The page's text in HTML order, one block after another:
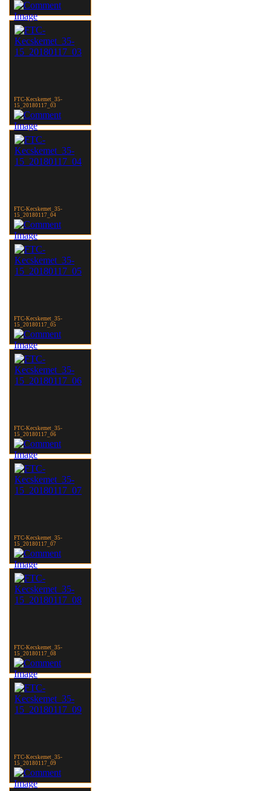
FTC-Kecskemet_35-
15_20180117_03
FTC-Kecskemet_35-
15_20180117_04
FTC-Kecskemet_35-
15_20180117_05
FTC-Kecskemet_35-
15_20180117_06
FTC-Kecskemet_35-
15_20180117_07
FTC-Kecskemet_35-
15_20180117_08
FTC-Kecskemet_35-
15_20180117_09